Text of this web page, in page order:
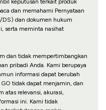
keputusan terkait produk
dan memahami Pernyataan
DS) dan dokumen hukum
serta meminta nasihat
dan tidak mempertimbangkan
pribadi Anda. Kami berupaya
informasi dapat berubah
tidak dapat menjamin, dan
atas relevansi, akurasi,
ini. Kami tidak